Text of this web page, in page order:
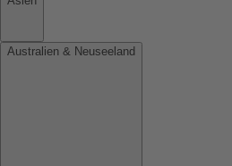
Australien & Neuseeland